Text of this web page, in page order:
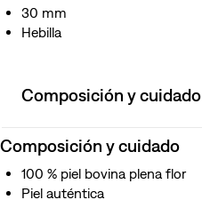
30 mm
Hebilla
Composición y cuidado
Composición y cuidado
100 % piel bovina plena flor
Piel auténtica